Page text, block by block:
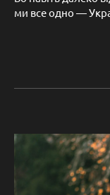
ми все одно —